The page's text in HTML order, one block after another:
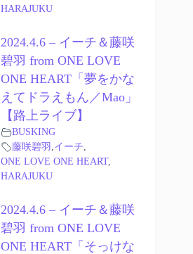
HARAJUKU
2024.4.6 – イーチ＆藤咲
碧羽 from ONE LOVE
ONE HEART「夢をかな
えてドラえもん／Mao」
【路上ライブ】
BUSKING
藤咲碧羽 イーチ
ONE LOVE ONE HEART,
HARAJUKU
2024.4.6 – イーチ＆藤咲
碧羽 from ONE LOVE
ONE HEART「そっけな